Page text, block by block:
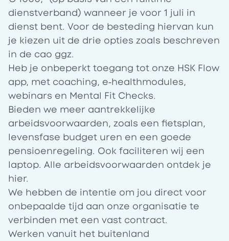
dienstverband) wanneer je voor 1 juli in
dienst bent. Voor de besteding hiervan kun
je kiezen uit de drie opties zoals beschreven
in de cao ggz.
Heb je onbeperkt toegang tot onze HSK Flow
app, met coaching, e‑healthmodules,
webinars en Mental Fit Checks.
Bieden we meer aantrekkelijke
arbeidsvoorwaarden, zoals een fietsplan,
levensfase budget uren en een goede
pensioenregeling. Ook faciliteren wij een
laptop. Alle arbeidsvoorwaarden ontdek je
hier.
We hebben de intentie om jou direct voor
onbepaalde tijd aan onze organisatie te
verbinden met een vast contract.
Werken vanuit het buitenland